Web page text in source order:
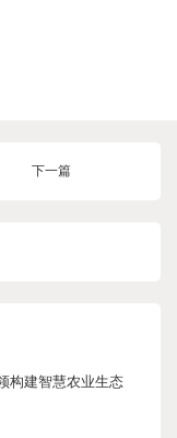
下一篇
构建智慧农业生态